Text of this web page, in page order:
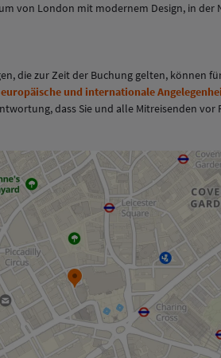
von London mit modernem Design, in der
die zur Zeit der Buchung gelten, können
und internationale
dass Sie und alle Mitreisenden